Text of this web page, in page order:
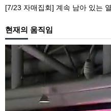
에
의
신
성
한
[7/23 자매집회] 계속 남아 있는 열매를 맺는 훈
현재의 움직임
임
형
제
님